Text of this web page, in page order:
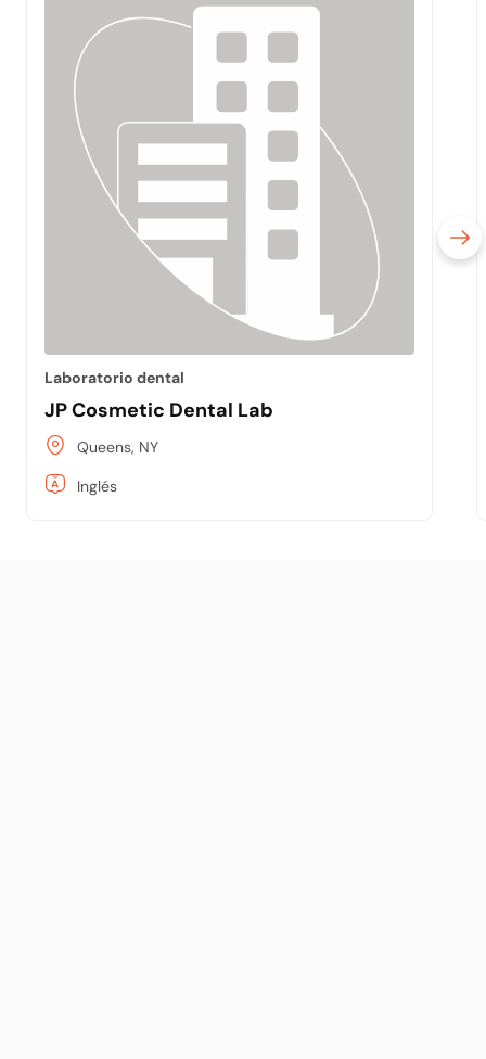
Laboratorio dental
JP Cosmetic Dental Lab
Queens, NY
Inglés